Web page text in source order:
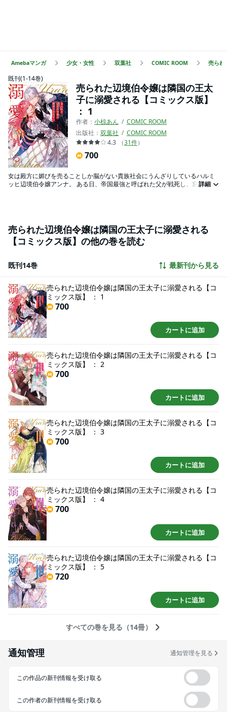
Amebaマンガ 少女・女性 双葉社 COMIC ROOM 売られ
既刊(1-14巻)
売られた辺境伯令嬢は隣国の王太
子に溺愛される【コミックス版】
： 1
作者： 小椋あん
COMIC ROOM
出版社： 双葉社
COMIC ROOM
4.3
（31件）
700
女は殿方に媚びを売ることしか脳がない貴族社会にうんざりしているハルミ
ッヒ辺境伯令嬢アンナ。 ある日、帝国最強と呼ばれた父が戦死し、窮地に立
詳細
売られた辺境伯令嬢は隣国の王太子に溺愛される
【コミックス版】の他の巻を読む
既刊14巻 最新刊から見る
売られた辺境伯令嬢は隣国の王太子に溺愛される【コ
ミックス版】 ： 1
700
カートに追加
売られた辺境伯令嬢は隣国の王太子に溺愛される【コ
ミックス版】 ： 2
700
カートに追加
売られた辺境伯令嬢は隣国の王太子に溺愛される【コ
ミックス版】 ： 3
700
カートに追加
売られた辺境伯令嬢は隣国の王太子に溺愛される【コ
ミックス版】 ： 4
700
カートに追加
売られた辺境伯令嬢は隣国の王太子に溺愛される【コ
ミックス版】 ： 5
720
カートに追加
すべての巻を見る（14冊）
通知管理 通知管理を見る
この作品の新刊情報を受け取る
この作者の新刊情報を受け取る